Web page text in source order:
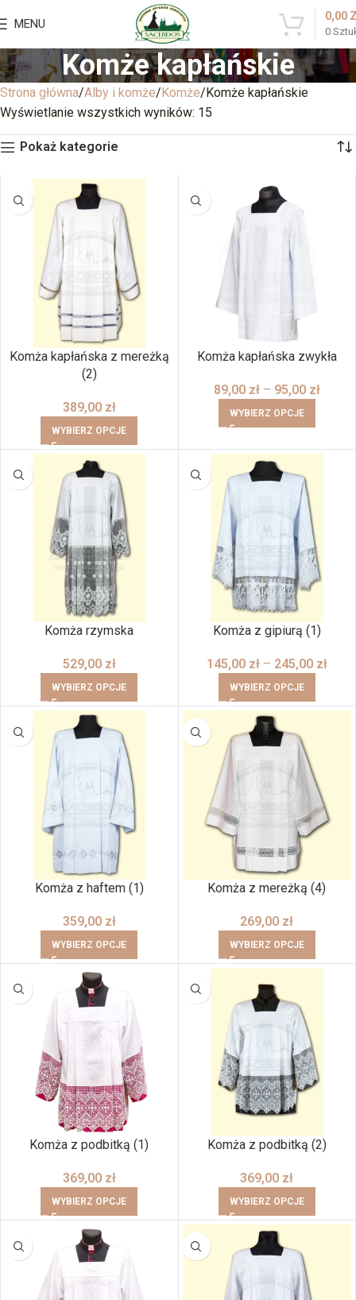
MENU
0
0,00
Komże kapłańskie
Strona główna Alby i komże Komże Komże kapłańskie
Wyświetlanie wszystkich wyników: 15
Pokaż kategorie
Komża kapłańska z mereżką
(2)
389,00 zł
WYBIERZ OPCJE
Komża kapłańska zwykła
89,00 zł – 95,00 zł
WYBIERZ OPCJE
Komża rzymska
529,00 zł
WYBIERZ OPCJE
Komża z gipiurą (1)
145,00 zł – 245,00 zł
WYBIERZ OPCJE
Komża z haftem (1)
359,00 zł
WYBIERZ OPCJE
Komża z mereżką (4)
269,00 zł
WYBIERZ OPCJE
Komża z podbitką (1)
369,00 zł
WYBIERZ OPCJE
Komża z podbitką (2)
369,00 zł
WYBIERZ OPCJE